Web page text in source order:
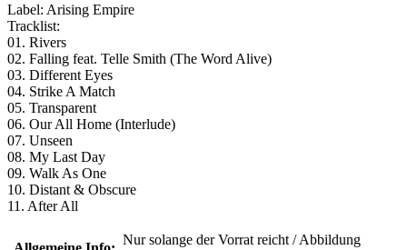
Label: Arising Empire
Tracklist:
01. Rivers
02. Falling feat. Telle Smith (The Word Alive)
03. Different Eyes
04. Strike A Match
05. Transparent
06. Our All Home (Interlude)
07. Unseen
08. My Last Day
09. Walk As One
10. Distant & Obscure
11. After All
Nur solange der Vorrat reicht / Abbildung